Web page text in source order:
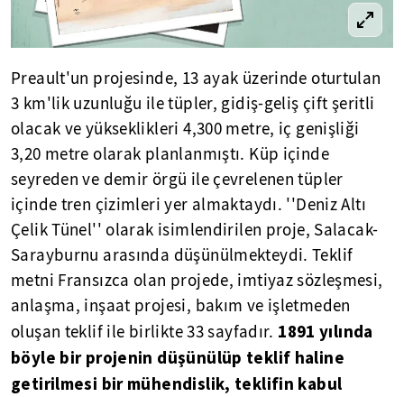
Preault'un projesinde, 13 ayak üzerinde oturtulan
3 km'lik uzunluğu ile tüpler, gidiş-geliş çift şeritli
olacak ve yükseklikleri 4,300 metre, iç genişliği
3,20 metre olarak planlanmıştı. Küp içinde
seyreden ve demir örgü ile çevrelenen tüpler
içinde tren çizimleri yer almaktaydı. ''Deniz Altı
Çelik Tünel'' olarak isimlendirilen proje, Salacak-
Sarayburnu arasında düşünülmekteydi. Teklif
metni Fransızca olan projede, imtiyaz sözleşmesi,
anlaşma, inşaat projesi, bakım ve işletmeden
oluşan teklif ile birlikte 33 sayfadır. 1891 yılında
böyle bir projenin düşünülüp teklif haline
getirilmesi bir mühendislik, teklifin kabul